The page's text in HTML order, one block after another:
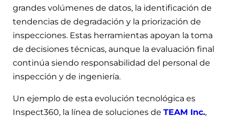
grandes volúmenes de datos, la identificación de
tendencias de degradación y la priorización de
inspecciones. Estas herramientas apoyan la toma
de decisiones técnicas, aunque la evaluación final
continúa siendo responsabilidad del personal de
inspección y de ingeniería.
Un ejemplo de esta evolución tecnológica es
Inspect360, la línea de soluciones de TEAM Inc.,